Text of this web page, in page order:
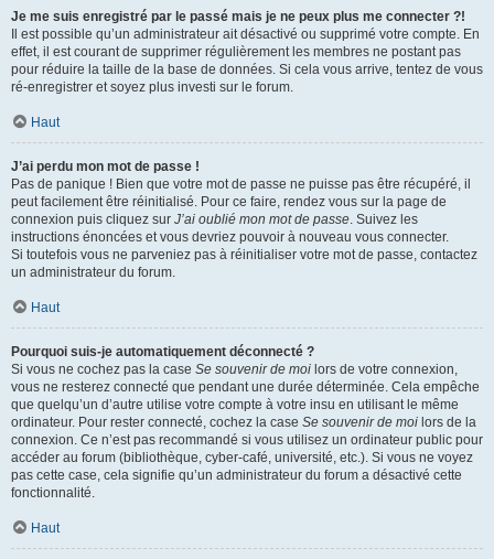
Je me suis enregistré par le passé mais je ne peux plus me connecter ?!
Il est possible qu’un administrateur ait désactivé ou supprimé votre compte. En
effet, il est courant de supprimer régulièrement les membres ne postant pas
pour réduire la taille de la base de données. Si cela vous arrive, tentez de vous
ré-enregistrer et soyez plus investi sur le forum.
Haut
J’ai perdu mon mot de passe !
Pas de panique ! Bien que votre mot de passe ne puisse pas être récupéré, il
peut facilement être réinitialisé. Pour ce faire, rendez vous sur la page de
connexion puis cliquez sur J’ai oublié mon mot de passe. Suivez les
instructions énoncées et vous devriez pouvoir à nouveau vous connecter.
Si toutefois vous ne parveniez pas à réinitialiser votre mot de passe, contactez
un administrateur du forum.
Haut
Pourquoi suis-je automatiquement déconnecté ?
Si vous ne cochez pas la case Se souvenir de moi lors de votre connexion,
vous ne resterez connecté que pendant une durée déterminée. Cela empêche
que quelqu’un d’autre utilise votre compte à votre insu en utilisant le même
ordinateur. Pour rester connecté, cochez la case Se souvenir de moi lors de la
connexion. Ce n’est pas recommandé si vous utilisez un ordinateur public pour
accéder au forum (bibliothèque, cyber-café, université, etc.). Si vous ne voyez
pas cette case, cela signifie qu’un administrateur du forum a désactivé cette
fonctionnalité.
Haut